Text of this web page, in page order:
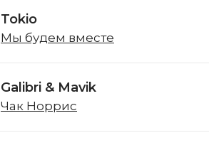
Tokio
Мы будем вместе
Galibri & Mavik
Чак Норрис